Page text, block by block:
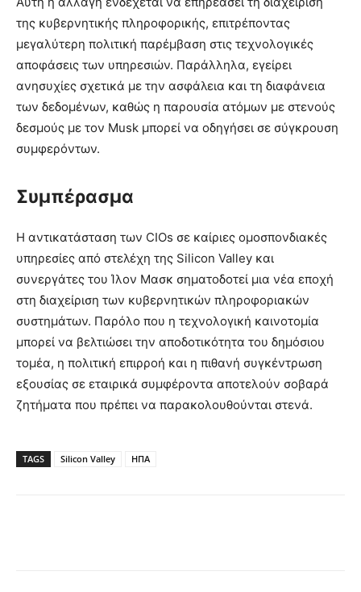
της κυβερνητικής πληροφορικής, επιτρέποντας
μεγαλύτερη πολιτική παρέμβαση στις τεχνολογικές
αποφάσεις των υπηρεσιών. Παράλληλα, εγείρει
ανησυχίες σχετικά με την ασφάλεια και τη διαφάνεια
των δεδομένων, καθώς η παρουσία ατόμων με στενούς
δεσμούς με τον Musk μπορεί να οδηγήσει σε σύγκρουση
συμφερόντων.
Συμπέρασμα
Η αντικατάσταση των CIOs σε καίριες ομοσπονδιακές
υπηρεσίες από στελέχη της Silicon Valley και
συνεργάτες του Ίλον Μασκ σηματοδοτεί μια νέα εποχή
στη διαχείριση των κυβερνητικών πληροφοριακών
συστημάτων. Παρόλο που η τεχνολογική καινοτομία
μπορεί να βελτιώσει την αποδοτικότητα του δημόσιου
τομέα, η πολιτική επιρροή και η πιθανή συγκέντρωση
εξουσίας σε εταιρικά συμφέροντα αποτελούν σοβαρά
ζητήματα που πρέπει να παρακολουθούνται στενά.
TAGS Silicon Valley ΗΠΑ